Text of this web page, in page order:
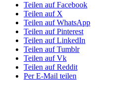
Teilen auf Facebook
Teilen auf X
Teilen auf WhatsApp
Teilen auf Pinterest
Teilen auf LinkedIn
Teilen auf Tumblr
Teilen auf Vk
Teilen auf Reddit
Per E-Mail teilen